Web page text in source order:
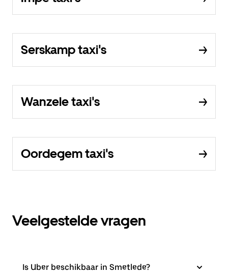
Serskamp taxi's
Wanzele taxi's
Oordegem taxi's
Veelgestelde vragen
Is Uber beschikbaar in Smetlede?